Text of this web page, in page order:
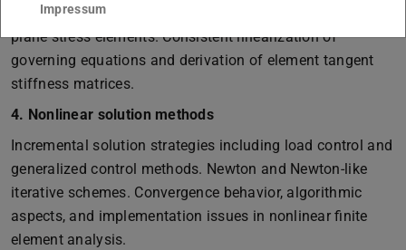
Lagrangian formulation of bar, Timoshenko beam and
plane stress elements. Consistent linearization of
governing equations and derivation of element tangent
stiffness matrices.
4. Nonlinear solution methods
Incremental solution strategies including load control and
generalized control methods. Newton and Newton-like
iterative schemes. Convergence behavior, algorithmic
aspects, and implementation issues in nonlinear finite
element analysis.
Impressum